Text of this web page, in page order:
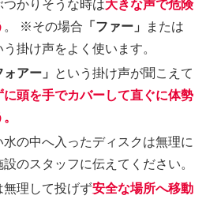
かりそうな時は大きな声で危険
。 ※その場合 「ファー」
または
う掛け声をよく使います。
ォアー」
という掛け声が聞こえて
に頭を手でカバーして直ぐに体勢
の中へ入ったディスクは無理に
のスタッフに伝えてください。
理して投げず安全な場所へ移動